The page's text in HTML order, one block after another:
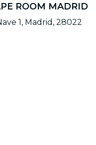
ROOM MADRID
1, Madrid, 28022